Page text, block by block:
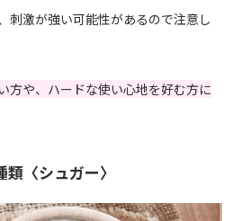
刺激が強い可能性があるので注意し
方や、ハードな使い心地を好む方に
〈シュガー〉